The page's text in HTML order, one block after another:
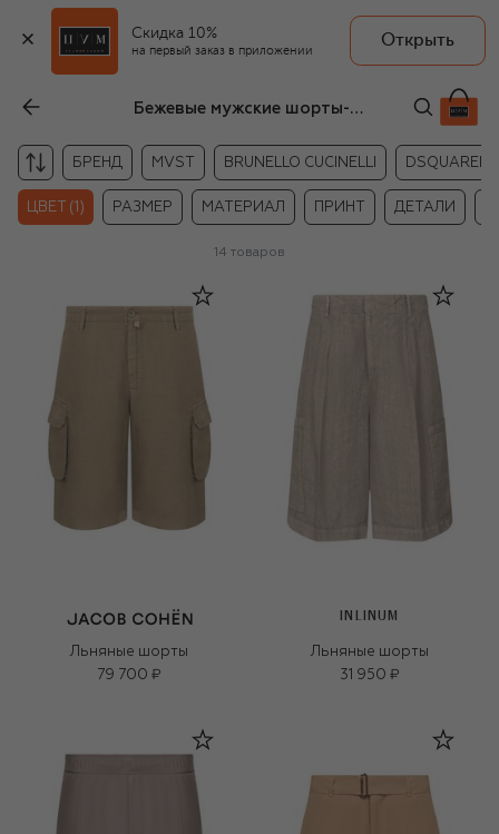
Скидка 10%
на первый заказ в приложении
Открыть
Бежевые мужские шорты-карго
БРЕНД MVST BRUNELLO CUCINELLI DSQUARED2
ЦВЕТ (1) РАЗМЕР МАТЕРИАЛ ПРИНТ ДЕТАЛИ
14 товаров
Льняные шорты
79 700 ₽
INLINUM
Льняные шорты
31 950 ₽